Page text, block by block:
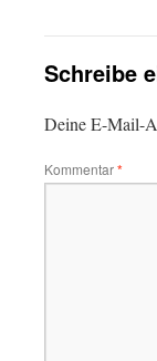
Schreibe
Deine E-Mail-
Kommentar*